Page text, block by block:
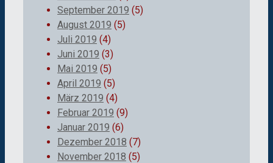
September 2019 (5)
August 2019 (5)
Juli 2019 (4)
Juni 2019 (3)
Mai 2019 (5)
April 2019 (5)
März 2019 (4)
Februar 2019 (9)
Januar 2019 (6)
Dezember 2018 (7)
November 2018 (5)